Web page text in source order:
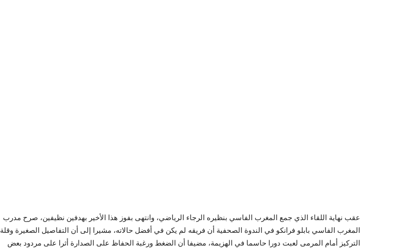
عقب نهاية اللقاء الذي جمع المغرب الفاسي بنظيره الرجاء الرياضي، وانتهى بفوز هذا الأخير بهدفين نظيفين، صرح مدرب
المغرب الفاسي بابلو فرانكو في الندوة الصحفية أن فريقه لم يكن في أفضل حالاته، مشيرا إلى أن التفاصيل الصغيرة وقلة
التركيز أمام المرمى لعبت دورا حاسما في الهزيمة، مضيفا أن الضغط ورغبة الحفاظ على الصدارة أثرا على مردود بعض